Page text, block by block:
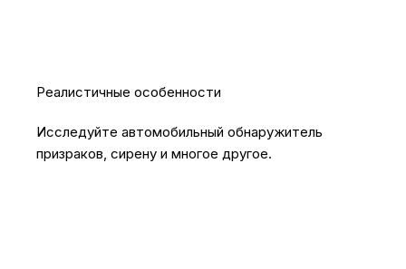
Реалистичные особенности
Исследуйте автомобильный обнаружитель
призраков, сирену и многое другое.